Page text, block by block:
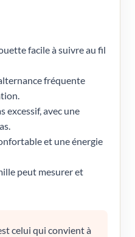
facile à suivre au fil
fréquente
excessif, avec une
et une énergie
peut mesurer et
celui qui convient à